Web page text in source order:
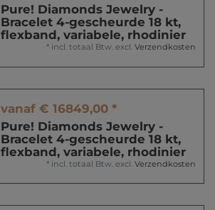
Pure! Diamonds Jewelry -
Bracelet 4-gescheurde 18 kt,
flexband, variabele, rhodinier
* incl. totaal Btw. excl. Verzendkosten
vanaf € 16849,00 *
Pure! Diamonds Jewelry -
Bracelet 4-gescheurde 18 kt,
flexband, variabele, rhodinier
* incl. totaal Btw. excl. Verzendkosten